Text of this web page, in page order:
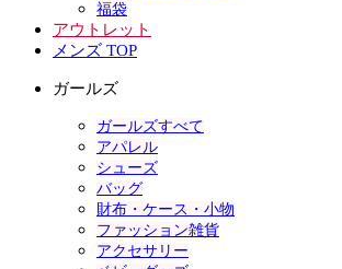
福袋
アウトレット
メンズ TOP
ガールズ
ガールズすべて
アパレル
シューズ
バッグ
財布・ケース・小物
ファッション雑貨
アクセサリー